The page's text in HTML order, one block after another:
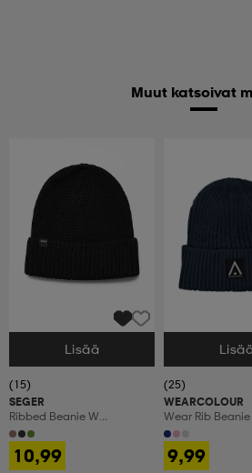
Muut katsoivat
Valitse Koko
Lisää
(15)
SEGER
Ribbed Beanie W
Embrodery Sr
10,99
Valitse Koko
(25)
WEARCOLOUR
Wear Rib Beanie
9,99